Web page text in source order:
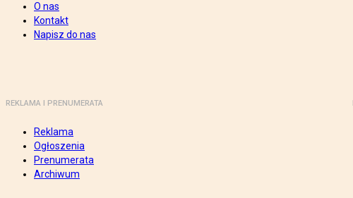
O nas
Kontakt
Napisz do nas
REKLAMA I PRENUMERATA
Reklama
Ogłoszenia
Prenumerata
Archiwum